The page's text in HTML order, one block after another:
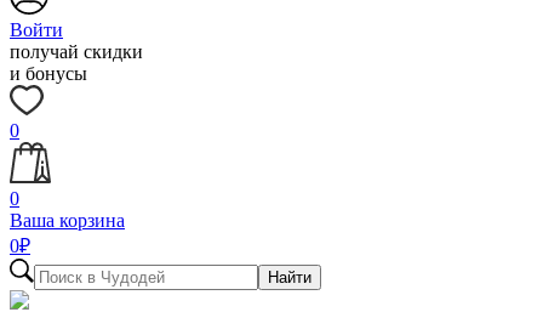
Войти
получай скидки
и бонусы
0
0
Ваша корзина
0₽
Найти